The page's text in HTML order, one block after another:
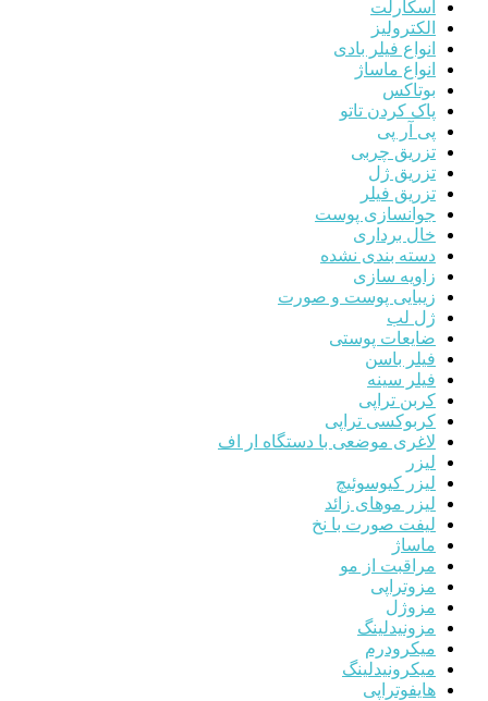
اسکارلت
الکترولیز
انواع فیلر بادی
انواع ماساژ
بوتاکس
پاک کردن تاتو
پی آر پی
تزریق چربی
تزریق ژل
تزریق فیلر
جوانسازی پوست
خال برداری
دسته بندی نشده
زاویه سازی
زیبایی پوست و صورت
ژل لب
ضایعات پوستی
فیلر باسن
فیلر سینه
کربن تراپی
کربوکسی تراپی
لاغری موضعی با دستگاه ار اف
لیزر
لیزر کیوسوئیچ
لیزر موهای زائد
لیفت صورت با نخ
ماساژ
مراقبت از مو
مزوتراپی
مزوژل
مزونیدلینگ
میکرودرم
میکرونیدلینگ
هایفوتراپی